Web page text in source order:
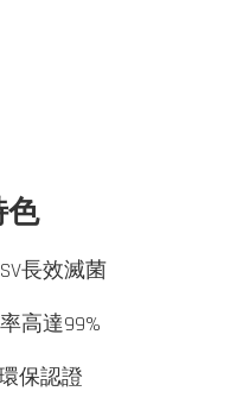
色
長效滅菌
高達99%
保認證